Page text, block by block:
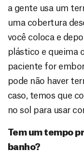
a gente usa um
uma cobertura
você coloca e
plástico e queima
paciente for
pode não haver
caso, temos que
no sol para usar
Tem um tempo
banho?